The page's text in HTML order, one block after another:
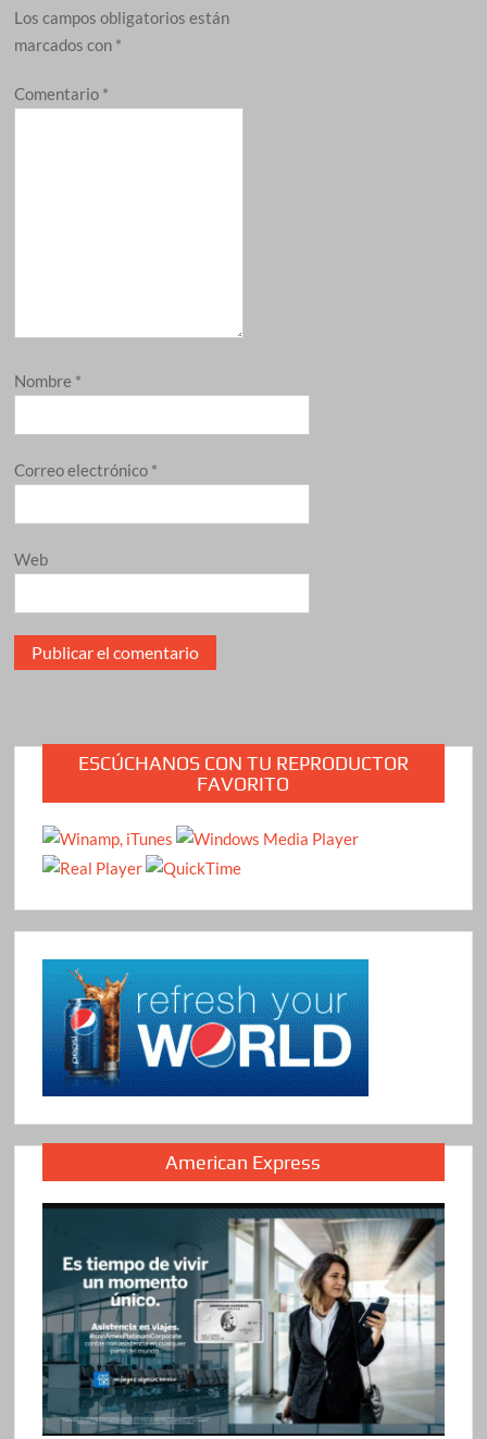
Los campos obligatorios están
marcados con *
Comentario *
Nombre *
Correo electrónico *
Web
ESCÚCHANOS CON TU REPRODUCTOR
FAVORITO
American Express